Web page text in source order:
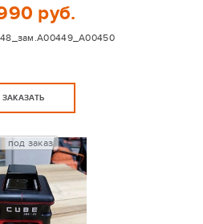
руб.
ЗАКАЗАТЬ
под заказ